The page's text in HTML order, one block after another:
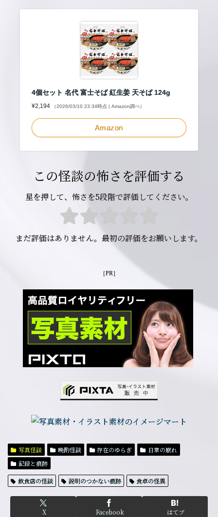
4個セット 名代 富士そば 紅生姜 天そば 124g
¥2,194 （2026/03/10 23:34時点 | Amazon調べ）
Amazon
この怪談の怖さを評価する
星を押して、怖さを5段階で評価してください。
まだ評価はありません。最初の評価をお願いします。
［PR］
写真怪談 晩酌怪談 存在のゆらぎ
日常の崩れ
記録と痕跡
飲食店の怪談 説明のつかない痕跡 食卓の怪異
X Facebook はてブ